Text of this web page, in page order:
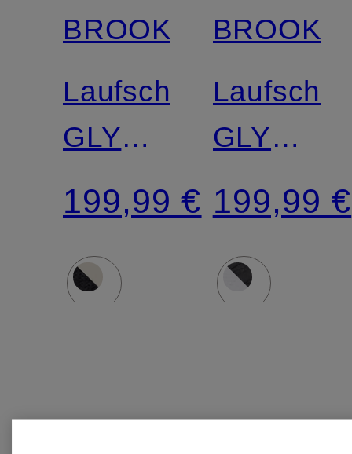
BROOKS
Laufschuhe
GLYCERIN
MAX 2
199,99 €
BROOKS
MAX 2
199,99 €